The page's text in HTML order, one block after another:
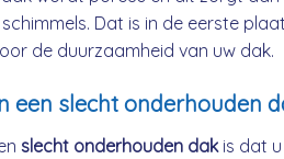
Dat is in de eerste
de duurzaamheid van uw dak.
een slecht onderhouden
slecht onderhouden dakis dat u